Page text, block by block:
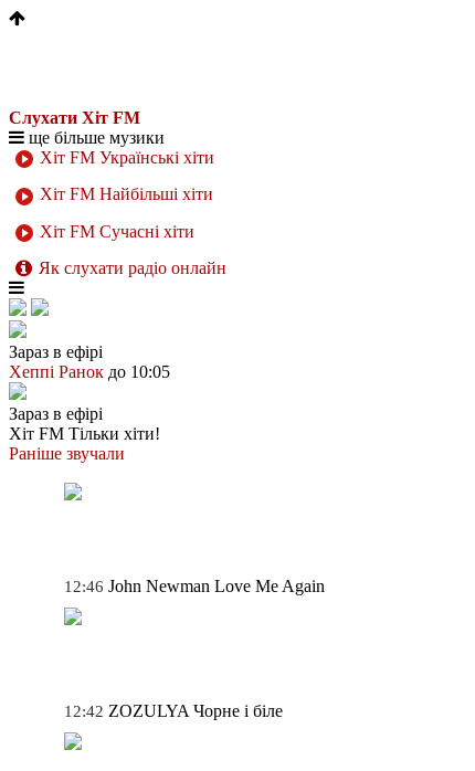
Слухати Хіт FM
ще більше музики
Хіт FM Українські хіти
Хіт FM Найбільші хіти
Хіт FM Сучасні хіти
Як слухати радіо онлайн
Зараз в ефірі
Хеппі Ранок до 10:05
Зараз в ефірі
Хіт FM Тільки хіти!
Раніше звучали
12:46 John Newman Love Me Again
12:42 ZOZULYA Чорне і біле